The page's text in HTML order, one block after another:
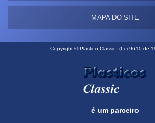
MAPA DO SITE
Copyright © Plastico Classic. (Lei 9610 de
é um parceiro